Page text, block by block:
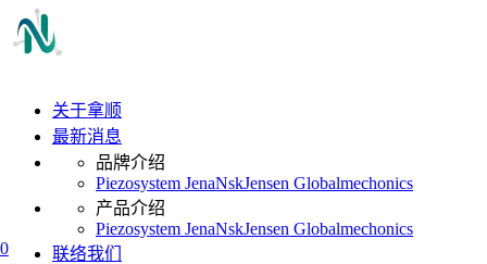
0
关于拿顺
最新消息
品牌介绍
Piezosystem JenaNskJensen Globalmechonics
产品介绍
Piezosystem JenaNskJensen Globalmechonics
联络我们